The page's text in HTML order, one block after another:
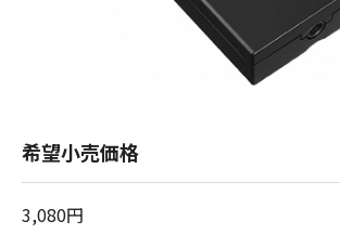
希望小売価格
3,080円